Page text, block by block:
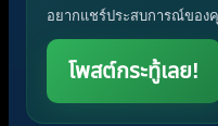
อยากแชร์ประสบการณ์ของ
โพสต์กระทู้เลย!